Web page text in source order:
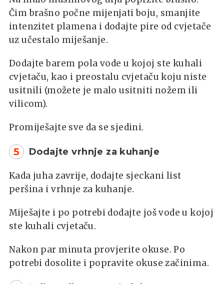
Čim brašno počne mijenjati boju, smanjite
intenzitet plamena i dodajte pire od cvjetače
uz učestalo miješanje.
Dodajte barem pola vode u kojoj ste kuhali
cvjetaču, kao i preostalu cvjetaču koju niste
usitnili (možete je malo usitniti nožem ili
vilicom).
Promiješajte sve da se sjedini.
5 Dodajte vrhnje za kuhanje
Kada juha zavrije, dodajte sjeckani list
peršina i vrhnje za kuhanje.
Miješajte i po potrebi dodajte još vode u kojoj
ste kuhali cvjetaču.
Nakon par minuta provjerite okuse. Po
potrebi dosolite i popravite okuse začinima.